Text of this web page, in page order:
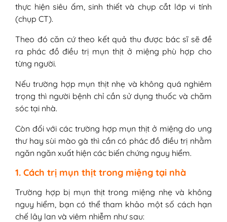
thực hiện siêu ấm, sinh thiết và chụp cắt lớp vi tính
(chụp CT).
Theo đó căn cứ theo kết quả thu được bác sĩ sẽ đề
ra phác đồ điều trị mụn thịt ở miệng phù hợp cho
từng người.
Nếu trường hợp mụn thịt nhẹ và không quá nghiêm
trọng thì người bệnh chỉ cần sử dụng thuốc và chăm
sóc tại nhà.
Còn đối với các trường hợp mụn thịt ở miệng do ung
thư hay sùi mào gà thì cần có phác đồ điều trị nhằm
ngăn ngăn xuất hiện các biến chứng nguy hiểm.
1. Cách trị mụn thịt trong miệng tại nhà
Trường hợp bị mụn thịt trong miệng nhẹ và không
nguy hiểm, bạn có thể tham khảo một số cách hạn
chế lây lan và viêm nhiễm như sau: